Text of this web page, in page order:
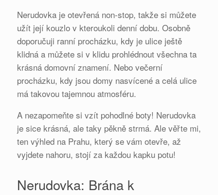
Nerudovka je otevřená non-stop, takže si můžete
užít její kouzlo v kteroukoli denní dobu. Osobně
doporučuji ranní procházku, kdy je ulice ještě
klidná a můžete si v klidu prohlédnout všechna ta
krásná domovní znamení. Nebo večerní
procházku, kdy jsou domy nasvícené a celá ulice
má takovou tajemnou atmosféru.
A nezapomeňte si vzít pohodlné boty! Nerudovka
je sice krásná, ale taky pěkně strmá. Ale věřte mi,
ten výhled na Prahu, který se vám otevře, až
vyjdete nahoru, stojí za každou kapku potu!
Nerudovka: Brána k